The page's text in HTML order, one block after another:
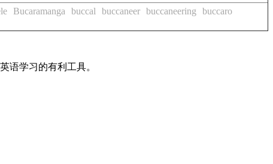
Bucaramanga buccal buccaneer buccaneering
buccaro
语学习的有利工具。